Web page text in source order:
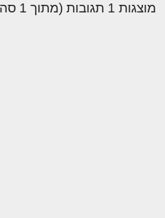
מוצגות 1 תגובות (מתוך 1 סה״כ)